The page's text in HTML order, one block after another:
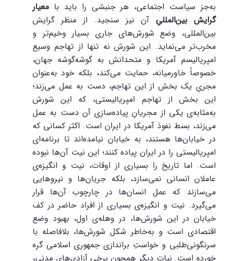
به‌جز سیاست اجتماعی، هر جنبشی را باید با معیار
گرایش بین‌المللیِ آن نیز سنجید. از منظر گرایش
بین‌المللی، وضع شورش‌های جاری بسیار وخیم‌تر و
مخرب‌تر می‌نماید. این شورش‌ نه تنها از تهاجم وسیع
امپریالیسم آمریکا و متحدانش به گوشه‌گوشه جهان،
خصوصاً خاورمیانه، حمایت می‌کند، بلکه خود به‌عنوان
مجریِ یک بخش از این تهاجم، دست به عمل می‌زند؛
این بخش از تهاجم امپریالیستی، که این شورش
به‌مثابه‌ی یکی از مجریانِ پیاده‌سازی آن دست به عمل
می‌زند، بسط نفوذ آمریکا در ایران است. اکثر کسانی که
در خیابان‌ها هستند، به خیابان نیامده‌اند تا برنامه‌ای
امپریالیستی را در ایران پیاده کنند؛ این نیت آن‌ها نبوده
است. اما تاریخ را بسیاری از اوقات، نیت و انگیزه‌ی
عاملان انسانی نمی‌سازد، بلکه جریان‌ها و نیروهایی
می‌سازند که عمل انسان‌ها در چارچوب آن‌ها قرار
می‌گیرد. نیت و انگیزه‌ی بسیاری از افراد حاضر در کف
خیابان در این شورش‌ها، در وهله‌ی اول، بهبود وضع
اقتصادی است و به‌خاطر شکل شورش‌ها، بلافاصله با
سرنگونی‌طلبی و خواستِ براندازی جمهوری اسلامی گره
خورده است. نیات دیگر همچون برخی آزادی‌های مدنی،